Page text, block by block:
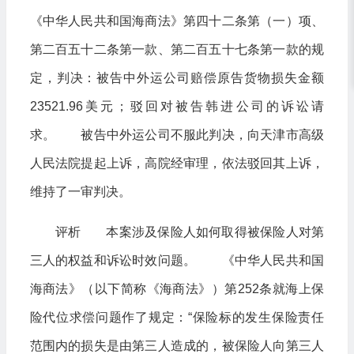
《中华人民共和国海商法》第四十二条第（一）项、
第二百五十二条第一款、第二百五十七条第一款的规
定，判决：被告中外运公司赔偿原告货物损失金额
23521.96美元；驳回对被告韩进公司的诉讼请
求。 被告中外运公司不服此判决，向天津市高级
人民法院提起上诉，高院经审理，依法驳回其上诉，
维持了一审判决。
评析 本案涉及保险人如何取得被保险人对第
三人的权益和诉讼时效问题。 《中华人民共和国
海商法》（以下简称《海商法》）第252条就海上保
险代位求偿问题作了规定：“保险标的发生保险责任
范围内的损失是由第三人造成的，被保险人向第三人